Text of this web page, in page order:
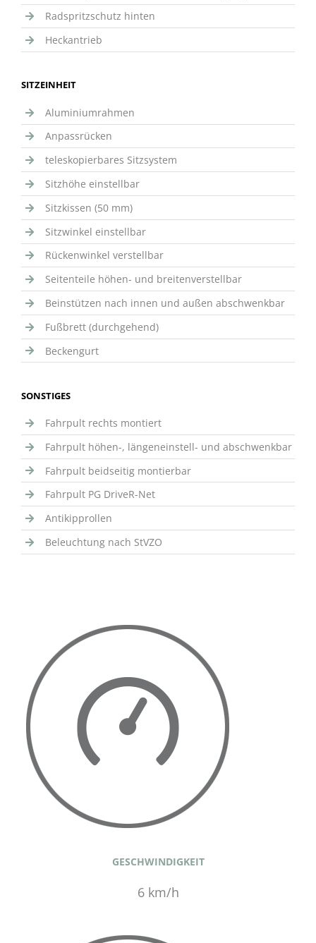
Radspritzschutz hinten
Heckantrieb
SITZEINHEIT
Aluminiumrahmen
Anpassrücken
teleskopierbares Sitzsystem
Sitzhöhe einstellbar
Sitzkissen (50 mm)
Sitzwinkel einstellbar
Rückenwinkel verstellbar
Seitenteile höhen- und breitenverstellbar
Beinstützen nach innen und außen abschwenkbar
Fußbrett (durchgehend)
Beckengurt
SONSTIGES
Fahrpult rechts montiert
Fahrpult höhen-, längeneinstell- und abschwenkbar
Fahrpult beidseitig montierbar
Fahrpult PG DriveR-Net
Antikipprollen
Beleuchtung nach StVZO
GESCHWINDIGKEIT
6 km/h